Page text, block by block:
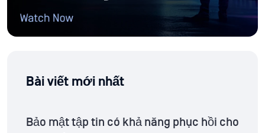
Bài viết mới nhất
Bảo mật tập tin có khả năng phục hồi cho